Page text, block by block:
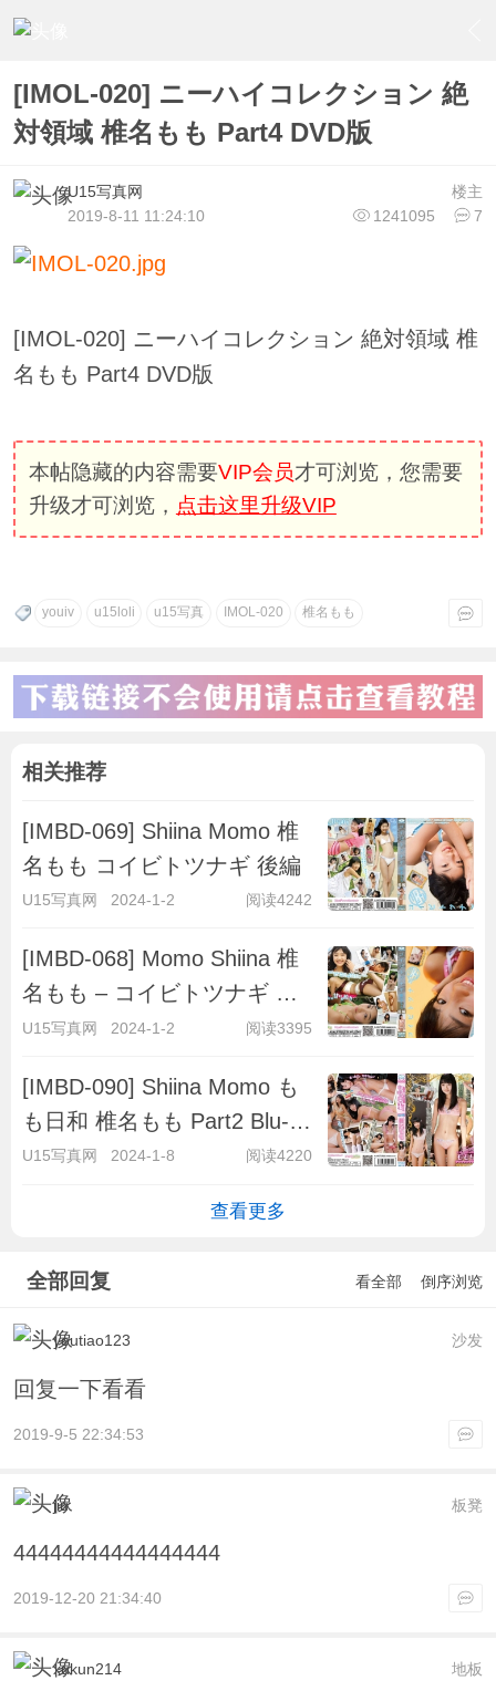
[IMOL-020] ニーハイコレクション 絶
対領域 椎名もも Part4 DVD版
楼主
U15写真网
1241095
7
2019-8-11 11:24:10
[IMOL-020] ニーハイコレクション 絶対領域 椎
名もも Part4 DVD版
本帖隐藏的内容需要VIP会员才可浏览，您需要
升级才可浏览， 点击这里升级VIP
youiv u15loli u15写真 IMOL-020 椎名もも
相关推荐
[IMBD-069] Shiina Momo 椎
名もも コイビトツナギ 後編
U15写真网 2024-1-2 阅读4242
[IMBD-068] Momo Shiina 椎
名もも – コイビトツナギ 椎
名もも 前編
U15写真网 2024-1-2 阅读3395
[IMBD-090] Shiina Momo も
も日和 椎名もも Part2 Blu-
ray版
U15写真网 2024-1-8 阅读4220
查看更多
全部回复 看全部 倒序浏览
沙发
youtiao123
回复一下看看
2019-9-5 22:34:53
板凳
jiu
44444444444444444
2019-12-20 21:34:40
地板
xukun214